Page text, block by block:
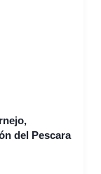
del Pescara